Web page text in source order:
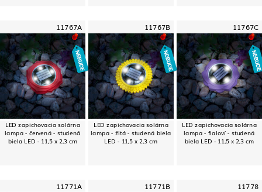
11767A
LED zapichovacia solárna
lampa - červená - studená
biela LED - 11,5 x 2,3 cm
11767B
LED zapichovacia solárna
lampa - žltá - studená biela
LED - 11,5 x 2,3 cm
11767C
LED zapichovacia solárna
lampa - fialoví - studená
biela LED - 11,5 x 2,3 cm
11771A 11771B 11778